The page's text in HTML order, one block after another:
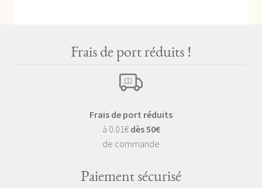
Frais de port réduits !
Frais de port réduits
à 0.01€ dès 50€
de commande
Paiement sécurisé